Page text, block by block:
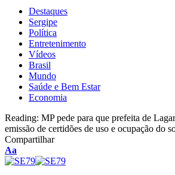
Destaques
Sergipe
Política
Entretenimento
Vídeos
Brasil
Mundo
Saúde e Bem Estar
Economia
Reading: MP pede para que prefeita de
emissão de certidões de uso e ocupação do
Compartilhar
Font
Resizer
Aa